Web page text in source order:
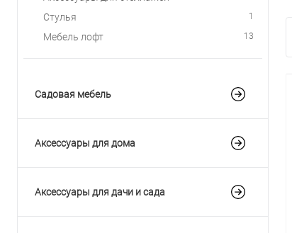
Стулья 1
Мебель лофт 13
Садовая мебель
Аксессуары для дома
Аксессуары для дачи и сада